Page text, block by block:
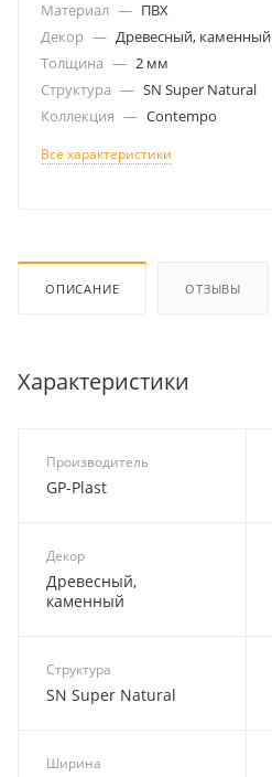
Материал — ПВХ
Декор — Древесный, каменный
Толщина — 2 мм
Структура — SN Super Natural
Коллекция — Contempo
Все характеристики
ОПИСАНИЕ ОТЗЫВЫ
Характеристики
Производитель
GP-Plast
Декор
Древесный,
каменный
Структура
SN Super Natural
Ширина